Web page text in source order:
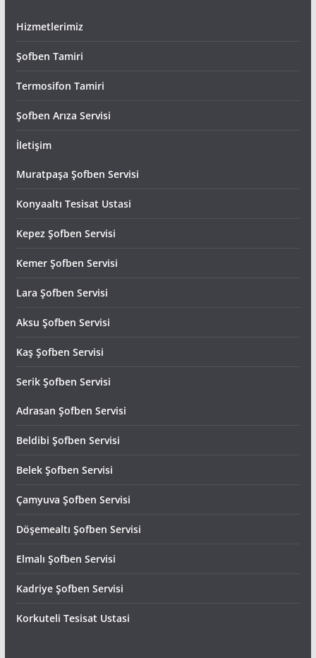
Hizmetlerimiz
Şofben Tamiri
Termosifon Tamiri
Şofben Arıza Servisi
İletişim
Muratpaşa Şofben Servisi
Konyaaltı Tesisat Ustasi
Kepez Şofben Servisi
Kemer Şofben Servisi
Lara Şofben Servisi
Aksu Şofben Servisi
Kaş Şofben Servisi
Serik Şofben Servisi
Adrasan Şofben Servisi
Beldibi Şofben Servisi
Belek Şofben Servisi
Çamyuva Şofben Servisi
Döşemealtı Şofben Servisi
Elmalı Şofben Servisi
Kadriye Şofben Servisi
Korkuteli Tesisat Ustasi